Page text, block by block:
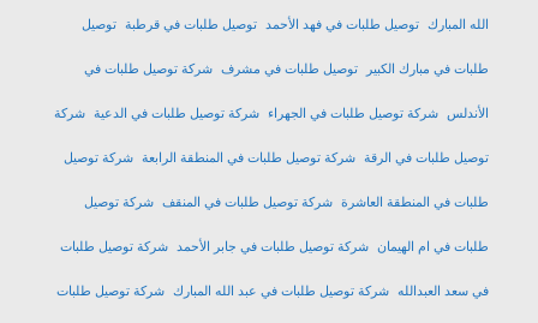
الله المبارك توصيل طلبات في فهد الأحمد توصيل طلبات في قرطبة توصيل
طلبات في مبارك الكبير توصيل طلبات في مشرف شركة توصيل طلبات في
الأندلس شركة توصيل طلبات في الجهراء شركة توصيل طلبات في الدعية شركة
توصيل طلبات في الرقة شركة توصيل طلبات في المنطقة الرابعة شركة توصيل
طلبات في المنطقة العاشرة شركة توصيل طلبات في المنقف شركة توصيل
طلبات في ام الهيمان شركة توصيل طلبات في جابر الأحمد شركة توصيل طلبات
في سعد العبدالله شركة توصيل طلبات في عبد الله المبارك شركة توصيل طلبات